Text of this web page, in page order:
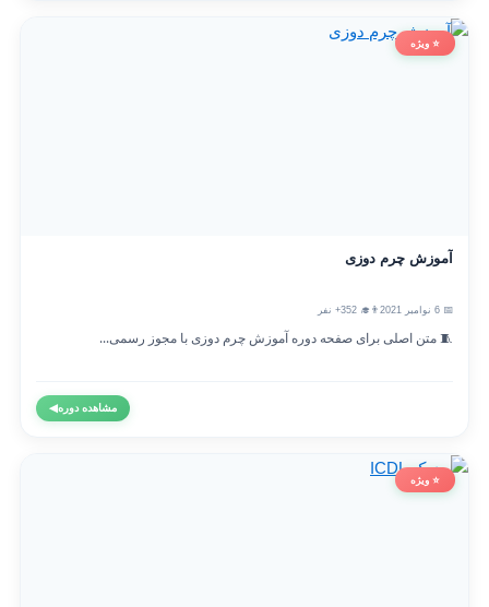
⭐ ویژه
آموزش چرم دوزی
👨‍🎓 352+ نفر
🧵 متن اصلی برای صفحه دوره آموزش چرم دوزی با مجوز رسمی...
مشاهده دوره◀
⭐ ویژه